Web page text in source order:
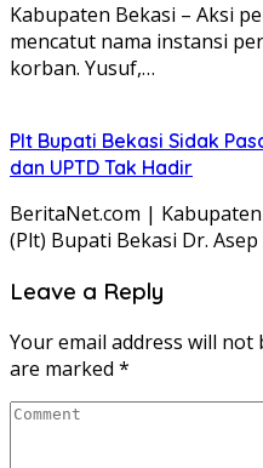
Kabupaten Bekasi – Aksi
mencatut nama instansi
korban. Yusuf,…
Plt Bupati Bekasi Sidak
dan UPTD Tak Hadir
BeritaNet.com |
(Plt) Bupati Bekasi Dr.
Leave a Reply
Your email address will not
are marked *